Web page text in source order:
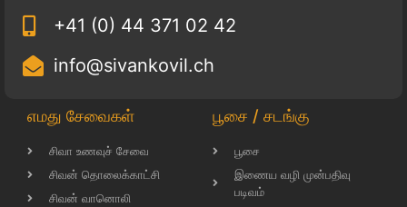
+41 (0) 44 371 02 42
info@sivankovil.ch
எமது சேவைகள்
சிவா உணவுச் சேவை
சிவன் தொலைக்காட்சி
சிவன் வானொலி
பூசை / சடங்கு
பூசை
இணைய வழி முன்பதிவு
படிவம்